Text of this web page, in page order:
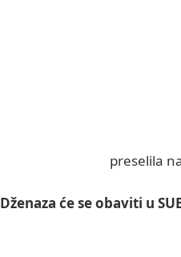
preselila
Dženaza će se obaviti u